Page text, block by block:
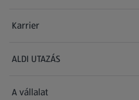
Karrier
(új oldalon nyílik meg)
ALDI UTAZÁS
(új oldalon nyílik meg)
A vállalat